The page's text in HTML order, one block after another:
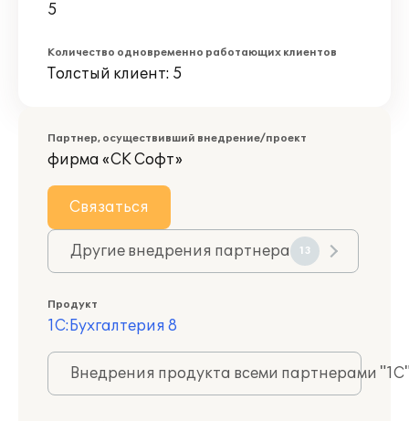
5
Количество одновременно работающих клиентов
Толстый клиент: 5
Партнер, осуществивший внедрение/проект
фирма «СК Софт»
Связаться
Другие внедрения партнера 13
Продукт
1С:Бухгалтерия 8
Внедрения продукта всеми партнерами